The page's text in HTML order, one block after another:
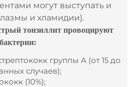
могут выступать и
и хламидии).
тонзиллит провоцируют
группы А (от 15 до
случаев);
(10%);